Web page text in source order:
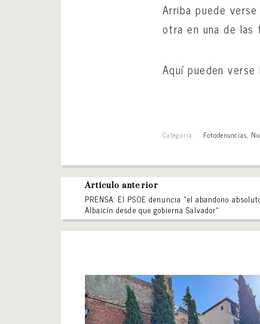
Arriba puede
otra en una de las
Aquí pueden
Categoría: Fotodenuncias,
Artículo anterior
PRENSA: El PSOE denuncia «el abandono
Albaicín desde que gobierna Salvador»